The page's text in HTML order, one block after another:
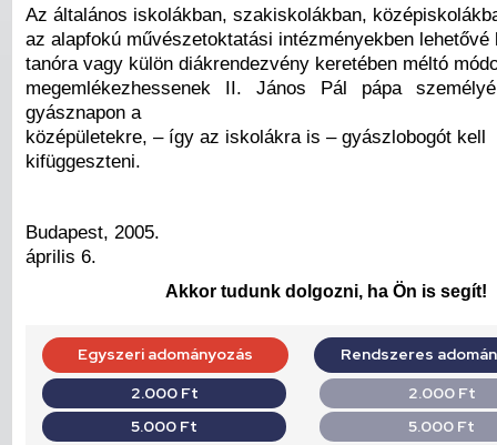
Az általános iskolákban, szakiskolákban,
az alapfokú művészetoktatási intézményekben lehetővé
tanóra vagy külön diákrendezvény keretében méltó
megemlékezhessenek II. János Pál pápa
gyásznapon a
középületekre, – így az iskolákra is – gyászlobogót kell
kifüggeszteni.
Budapest, 2005.
április 6.
Akkor tudunk dolgozni, ha Ön is segít!